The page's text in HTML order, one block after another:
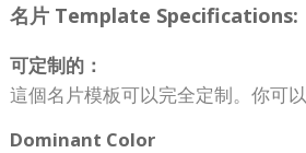
名片 Template Specifications:
可定制的：
這個名片模板可以完全定制。你可
Dominant Color